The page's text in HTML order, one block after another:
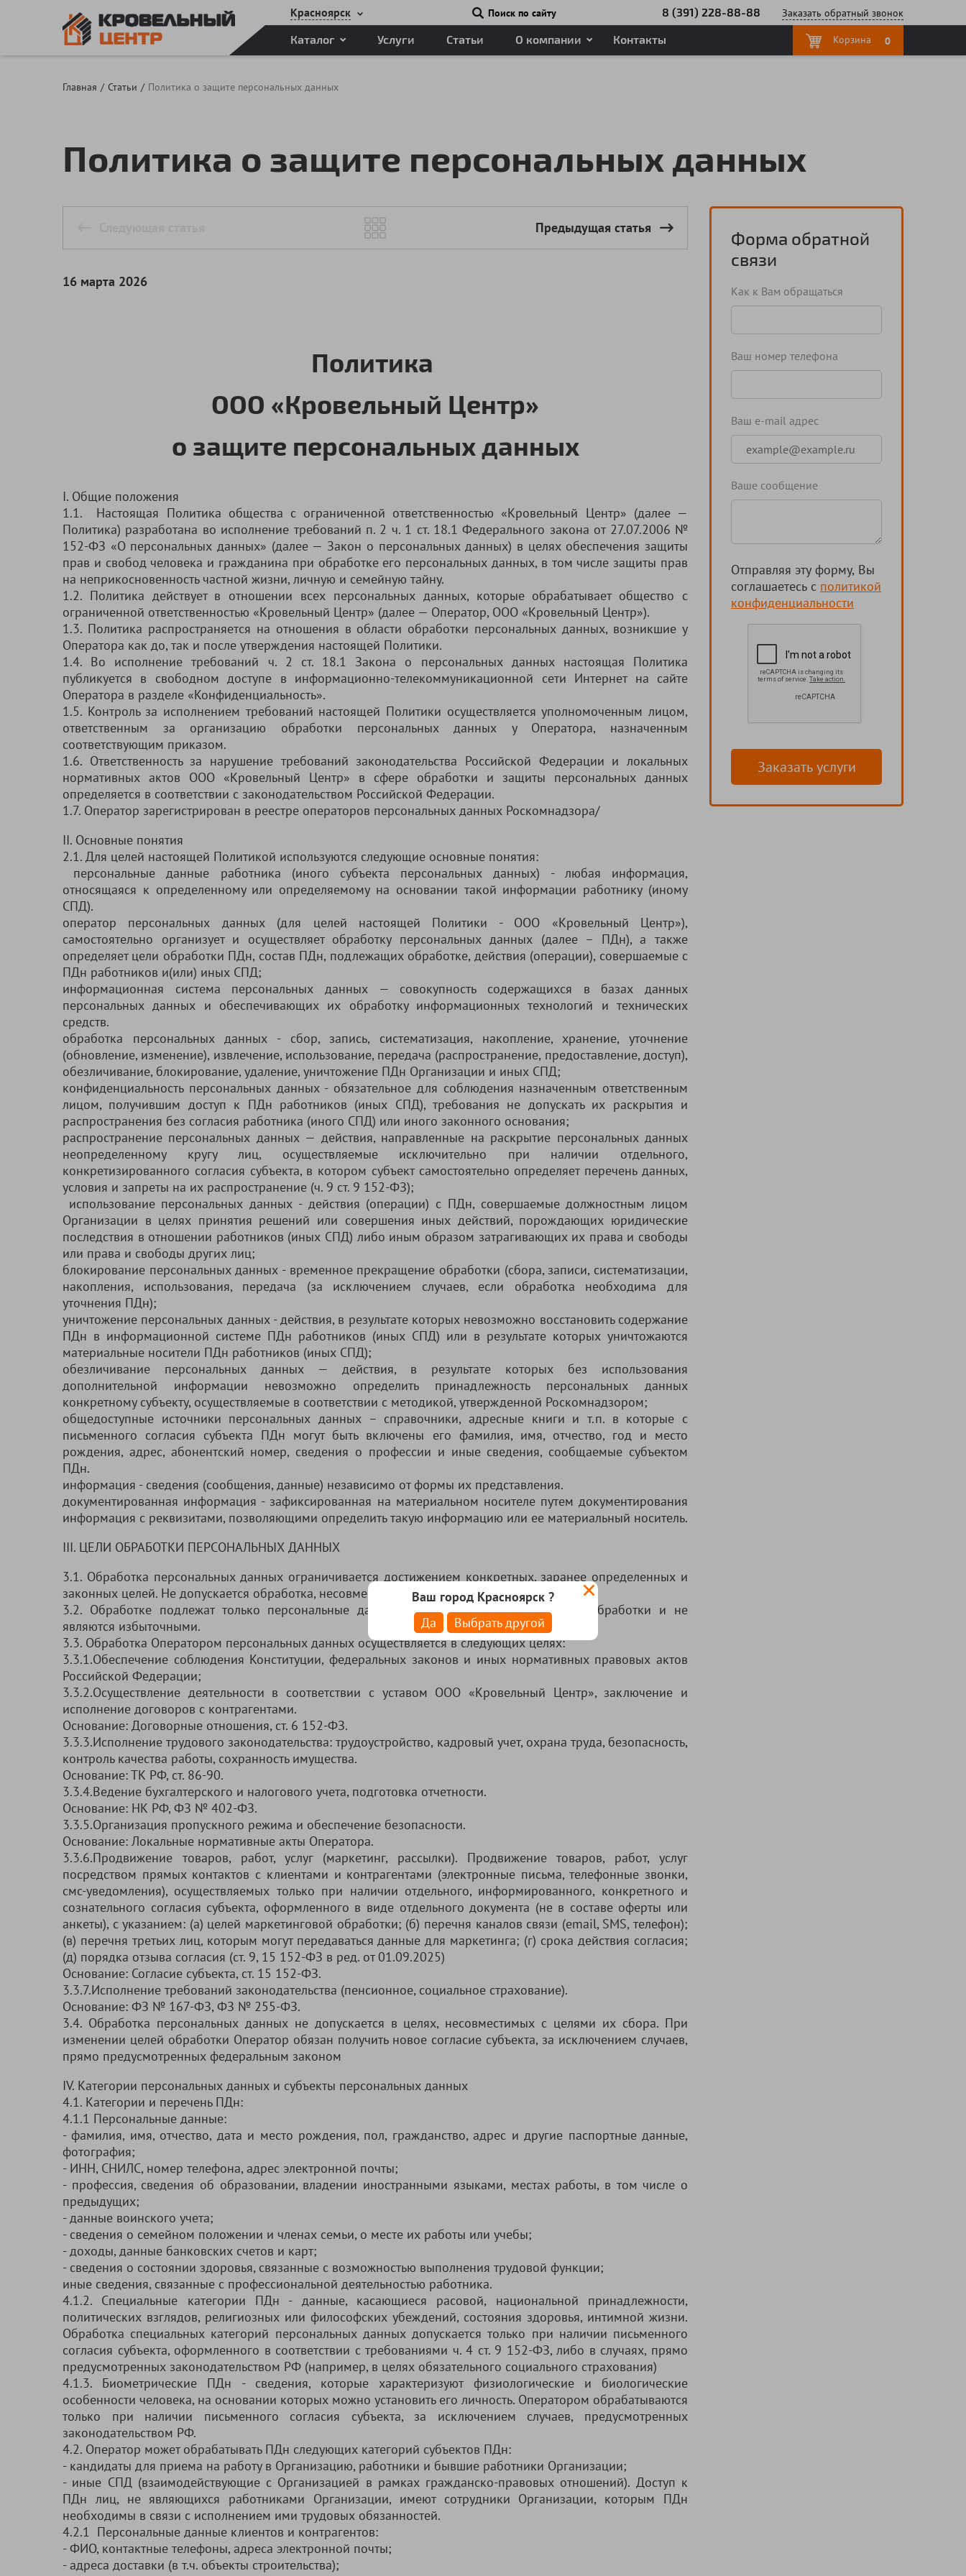
Красноярск Поиск по сайту 8 (391) 228-88-88 Заказать обратный звонок
Каталог Услуги Статьи О компании Контакты Корзина 0
Ваш город Красноярск ?
Да
Выбрать другой
Главная Статьи Политика о защите персональных данных
Политика о защите персональных данных
Предыдущая статья
16 марта 2026
Политика
ООО «Кровельный Центр»
о защите персональных данных
I. Общие положения
1.1. Настоящая Политика общества с ограниченной ответственностью «Кровельный Центр» (далее —
Политика) разработана во исполнение требований п. 2 ч. 1 ст. 18.1 Федерального закона от 27.07.2006 №
152-ФЗ «О персональных данных» (далее — Закон о персональных данных) в целях обеспечения защиты
прав и свобод человека и гражданина при обработке его персональных данных, в том числе защиты прав
на неприкосновенность частной жизни, личную и семейную тайну.
1.2. Политика действует в отношении всех персональных данных, которые обрабатывает общество с
ограниченной ответственностью «Кровельный Центр» (далее — Оператор, ООО «Кровельный Центр»).
1.3. Политика распространяется на отношения в области обработки персональных данных, возникшие у
Оператора как до, так и после утверждения настоящей Политики.
1.4. Во исполнение требований ч. 2 ст. 18.1 Закона о персональных данных настоящая Политика
публикуется в свободном доступе в информационно-телекоммуникационной сети Интернет на сайте
Оператора в разделе «Конфиденциальность».
1.5. Контроль за исполнением требований настоящей Политики осуществляется уполномоченным лицом,
ответственным за организацию обработки персональных данных у Оператора, назначенным
соответствующим приказом.
1.6. Ответственность за нарушение требований законодательства Российской Федерации и локальных
нормативных актов ООО «Кровельный Центр» в сфере обработки и защиты персональных данных
определяется в соответствии с законодательством Российской Федерации.
1.7. Оператор зарегистрирован в реестре операторов персональных данных Роскомнадзора/
II. Основные понятия
2.1. Для целей настоящей Политикой используются следующие основные понятия:
персональные данные работника (иного субъекта персональных данных) - любая информация,
относящаяся к определенному или определяемому на основании такой информации работнику (иному
СПД).
оператор персональных данных (для целей настоящей Политики - ООО «Кровельный Центр»),
самостоятельно организует и осуществляет обработку персональных данных (далее – ПДн), а также
определяет цели обработки ПДн, состав ПДн, подлежащих обработке, действия (операции), совершаемые с
ПДн работников и(или) иных СПД;
информационная система персональных данных — совокупность содержащихся в базах данных
персональных данных и обеспечивающих их обработку информационных технологий и технических
средств.
обработка персональных данных - сбор, запись, систематизация, накопление, хранение, уточнение
(обновление, изменение), извлечение, использование, передача (распространение, предоставление, доступ),
обезличивание, блокирование, удаление, уничтожение ПДн Организации и иных СПД;
конфиденциальность персональных данных - обязательное для соблюдения назначенным ответственным
лицом, получившим доступ к ПДн работников (иных СПД), требования не допускать их раскрытия и
распространения без согласия работника (иного СПД) или иного законного основания;
распространение персональных данных — действия, направленные на раскрытие персональных данных
неопределенному кругу лиц, осуществляемые исключительно при наличии отдельного,
конкретизированного согласия субъекта, в котором субъект самостоятельно определяет перечень данных,
условия и запреты на их распространение (ч. 9 ст. 9 152-ФЗ);
использование персональных данных - действия (операции) с ПДн, совершаемые должностным лицом
Организации в целях принятия решений или совершения иных действий, порождающих юридические
последствия в отношении работников (иных СПД) либо иным образом затрагивающих их права и свободы
или права и свободы других лиц;
блокирование персональных данных - временное прекращение обработки (сбора, записи, систематизации,
накопления, использования, передача (за исключением случаев, если обработка необходима для
уточнения ПДн);
уничтожение персональных данных - действия, в результате которых невозможно восстановить содержание
ПДн в информационной системе ПДн работников (иных СПД) или в результате которых уничтожаются
материальные носители ПДн работников (иных СПД);
обезличивание персональных данных — действия, в результате которых без использования
дополнительной информации невозможно определить принадлежность персональных данных
конкретному субъекту, осуществляемые в соответствии с методикой, утвержденной Роскомнадзором;
общедоступные источники персональных данных – справочники, адресные книги и т.п. в которые с
письменного согласия субъекта ПДн могут быть включены его фамилия, имя, отчество, год и место
рождения, адрес, абонентский номер, сведения о профессии и иные сведения, сообщаемые субъектом
ПДн.
информация - сведения (сообщения, данные) независимо от формы их представления.
документированная информация - зафиксированная на материальном носителе путем документирования
информация с реквизитами, позволяющими определить такую информацию или ее материальный носитель.
III. ЦЕЛИ ОБРАБОТКИ ПЕРСОНАЛЬНЫХ ДАННЫХ
3.1. Обработка персональных данных ограничивается достижением конкретных, заранее определенных и
законных целей. Не допускается обработка, несовместимая с целями сбора данных.
3.2. Обработке подлежат только персональные данные, которые отвечают целям их обработки и не
являются избыточными.
3.3. Обработка Оператором персональных данных осуществляется в следующих целях:
3.3.1.Обеспечение соблюдения Конституции, федеральных законов и иных нормативных правовых актов
Российской Федерации;
3.3.2.Осуществление деятельности в соответствии с уставом ООО «Кровельный Центр», заключение и
исполнение договоров с контрагентами.
Основание: Договорные отношения, ст. 6 152-ФЗ.
3.3.3.Исполнение трудового законодательства: трудоустройство, кадровый учет, охрана труда, безопасность,
контроль качества работы, сохранность имущества.
Основание: ТК РФ, ст. 86-90.
3.3.4.Ведение бухгалтерского и налогового учета, подготовка отчетности.
Основание: НК РФ, ФЗ № 402-ФЗ.
3.3.5.Организация пропускного режима и обеспечение безопасности.
Основание: Локальные нормативные акты Оператора.
3.3.6.Продвижение товаров, работ, услуг (маркетинг, рассылки). Продвижение товаров, работ, услуг
посредством прямых контактов с клиентами и контрагентами (электронные письма, телефонные звонки,
смс-уведомления), осуществляемых только при наличии отдельного, информированного, конкретного и
сознательного согласия субъекта, оформленного в виде отдельного документа (не в составе оферты или
анкеты), с указанием: (а) целей маркетинговой обработки; (б) перечня каналов связи (email, SMS, телефон);
(в) перечня третьих лиц, которым могут передаваться данные для маркетинга; (г) срока действия согласия;
(д) порядка отзыва согласия (ст. 9, 15 152-ФЗ в ред. от 01.09.2025)
Основание: Согласие субъекта, ст. 15 152-ФЗ.
3.3.7.Исполнение требований законодательства (пенсионное, социальное страхование).
Основание: ФЗ № 167-ФЗ, ФЗ № 255-ФЗ.
3.4. Обработка персональных данных не допускается в целях, несовместимых с целями их сбора. При
изменении целей обработки Оператор обязан получить новое согласие субъекта, за исключением случаев,
прямо предусмотренных федеральным законом
IV. Категории персональных данных и субъекты персональных данных
4.1. Категории и перечень ПДн:
4.1.1 Персональные данные:
- фамилия, имя, отчество, дата и место рождения, пол, гражданство, адрес и другие паспортные данные,
фотография;
- ИНН, СНИЛС, номер телефона, адрес электронной почты;
- профессия, сведения об образовании, владении иностранными языками, местах работы, в том числе о
предыдущих;
- данные воинского учета;
- сведения о семейном положении и членах семьи, о месте их работы или учебы;
- доходы, данные банковских счетов и карт;
- сведения о состоянии здоровья, связанные с возможностью выполнения трудовой функции;
иные сведения, связанные с профессиональной деятельностью работника.
4.1.2. Специальные категории ПДн - данные, касающиеся расовой, национальной принадлежности,
политических взглядов, религиозных или философских убеждений, состояния здоровья, интимной жизни.
Обработка специальных категорий персональных данных допускается только при наличии письменного
согласия субъекта, оформленного в соответствии с требованиями ч. 4 ст. 9 152-ФЗ, либо в случаях, прямо
предусмотренных законодательством РФ (например, в целях обязательного социального страхования)
4.1.3. Биометрические ПДн - сведения, которые характеризуют физиологические и биологические
особенности человека, на основании которых можно установить его личность. Оператором обрабатываются
только при наличии письменного согласия субъекта, за исключением случаев, предусмотренных
законодательством РФ.
4.2. Оператор может обрабатывать ПДн следующих категорий субъектов ПДн:
- кандидаты для приема на работу в Организацию, работники и бывшие работники Организации;
- иные СПД (взаимодействующие с Организацией в рамках гражданско-правовых отношений). Доступ к
ПДн лиц, не являющихся работниками Организации, имеют сотрудники Организации, которым ПДн
необходимы в связи с исполнением ими трудовых обязанностей.
4.2.1 Персональные данные клиентов и контрагентов:
- ФИО, контактные телефоны, адреса электронной почты;
- адреса доставки (в т.ч. объекты строительства);
Форма обратной
связи
Как к Вам обращаться
Ваш номер телефона
Ваш e-mail адрес
Ваше сообщение
Отправляя эту форму, Вы
соглашаетесь с политикой
конфиденциальности
Заказать услуги